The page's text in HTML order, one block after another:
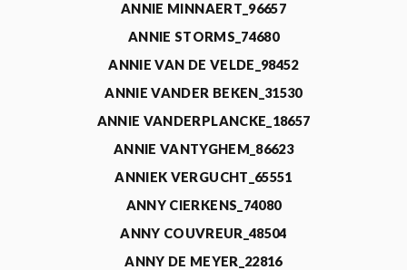
ANNIE MINNAERT_96657
ANNIE STORMS_74680
ANNIE VAN DE VELDE_98452
ANNIE VANDER BEKEN_31530
ANNIE VANDERPLANCKE_18657
ANNIE VANTYGHEM_86623
ANNIEK VERGUCHT_65551
ANNY CIERKENS_74080
ANNY COUVREUR_48504
ANNY DE MEYER_22816